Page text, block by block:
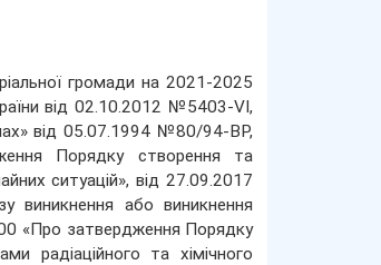
громади на 2021-2025
від 02.10.2012 №5403-VІ,
від 05.07.1994 №80/94-ВР,
Порядку створення та
ситуацій», від 27.09.2017
виникнення або виникнення
«Про затвердження Порядку
радіаційного та хімічного